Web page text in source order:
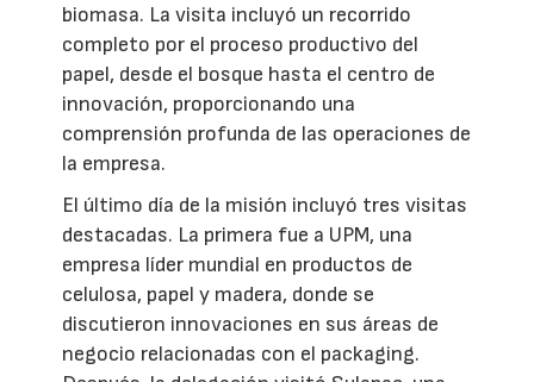
biomasa. La visita incluyó un recorrido
completo por el proceso productivo del
papel, desde el bosque hasta el centro de
innovación, proporcionando una
comprensión profunda de las operaciones de
la empresa.
El último día de la misión incluyó tres visitas
destacadas. La primera fue a UPM, una
empresa líder mundial en productos de
celulosa, papel y madera, donde se
discutieron innovaciones en sus áreas de
negocio relacionadas con el packaging.